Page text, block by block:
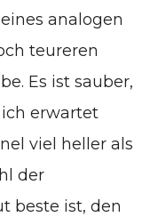
analogen
teureren
Es ist sauber,
erwartet
viel heller als
der
beste ist, den